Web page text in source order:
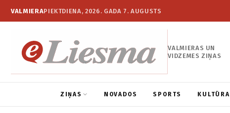
VALMIERAPIEKTDIENA, 2026. GADA 7. AUGUSTS
VALMIERAS UN
VIDZEMES ZIŅAS
ZIŅAS NOVADOS SPORTS KULTŪRA